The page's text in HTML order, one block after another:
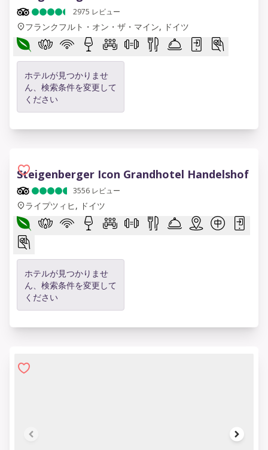
2975 レビュー
フランクフルト・オン・ザ・マイン, ドイツ
ホテルが見つかりませ
ん、検索条件を変更して
ください
Steigenberger Icon Grandhotel Handelshof
3556 レビュー
ライプツィヒ, ドイツ
ホテルが見つかりませ
ん、検索条件を変更して
ください